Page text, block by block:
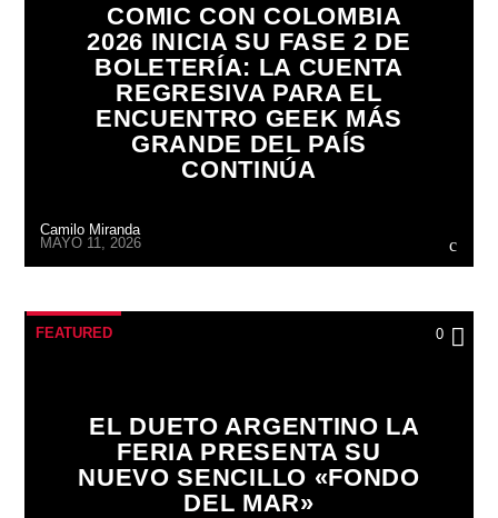
COMIC CON COLOMBIA
2026 INICIA SU FASE 2 DE
BOLETERÍA: LA CUENTA
REGRESIVA PARA EL
ENCUENTRO GEEK MÁS
GRANDE DEL PAÍS
CONTINÚA
Camilo Miranda
MAYO 11, 2026
FEATURED 0
EL DUETO ARGENTINO LA
FERIA PRESENTA SU
NUEVO SENCILLO «FONDO
DEL MAR»